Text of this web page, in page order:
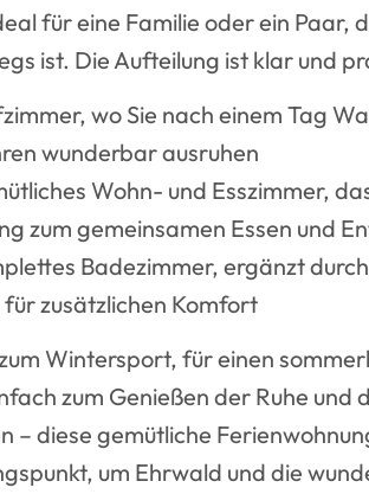
für eine Familie oder ein Paar,
ist. Die Aufteilung ist klar und
wo Sie nach einem Tag
wunderbar ausruhen
Wohn- und Esszimmer,
zum gemeinsamen Essen und
Badezimmer, ergänzt
für zusätzlichen Komfort
Wintersport, für einen
zum Genießen der Ruhe und
– diese gemütliche
um Ehrwald und die